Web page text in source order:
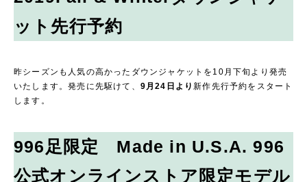
ット先行予約
昨シーズンも人気の高かったダウンジャケットを10月下旬より発売
いたします。発売に先駆けて、 9月24日より新作先行予約をスタート
します。
996足限定 Made in U.S.A. 996
公式オンラインストア限定モデル